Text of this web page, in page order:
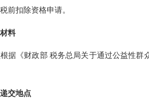
前扣除资格申请。
料
据《财政部 税务总局关于通过公益性群
交地点